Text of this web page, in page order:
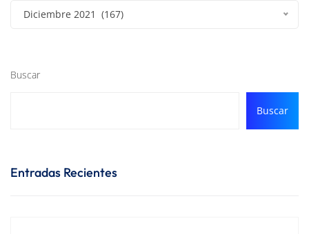
Diciembre 2021 (167)
Buscar
Buscar
Entradas Recientes